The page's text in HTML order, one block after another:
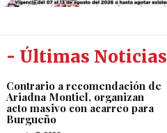
- Últimas Noticias
Contrario a recomendación de
Ariadna Montiel, organizan
acto masivo con acarreo para
Burgueño